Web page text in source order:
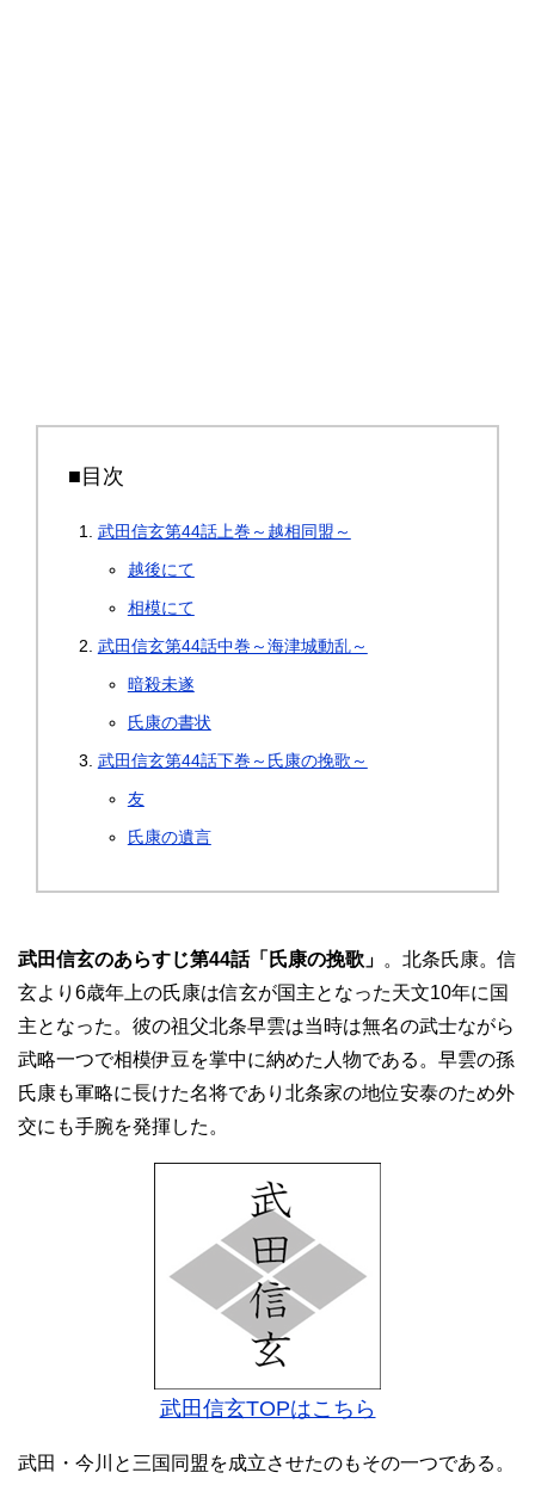
■目次
武田信玄第44話上巻～越相同盟～
越後にて
相模にて
武田信玄第44話中巻～海津城動乱～
暗殺未遂
氏康の書状
武田信玄第44話下巻～氏康の挽歌～
友
氏康の遺言
武田信玄のあらすじ第44話「氏康の挽歌」 。北条氏康。信
玄より6歳年上の氏康は信玄が国主となった天文10年に国
主となった。彼の祖父北条早雲は当時は無名の武士ながら
武略一つで相模伊豆を掌中に納めた人物である。早雲の孫
氏康も軍略に長けた名将であり北条家の地位安泰のため外
交にも手腕を発揮した。
武田信玄TOPはこちら
武田・今川と三国同盟を成立させたのもその一つである。